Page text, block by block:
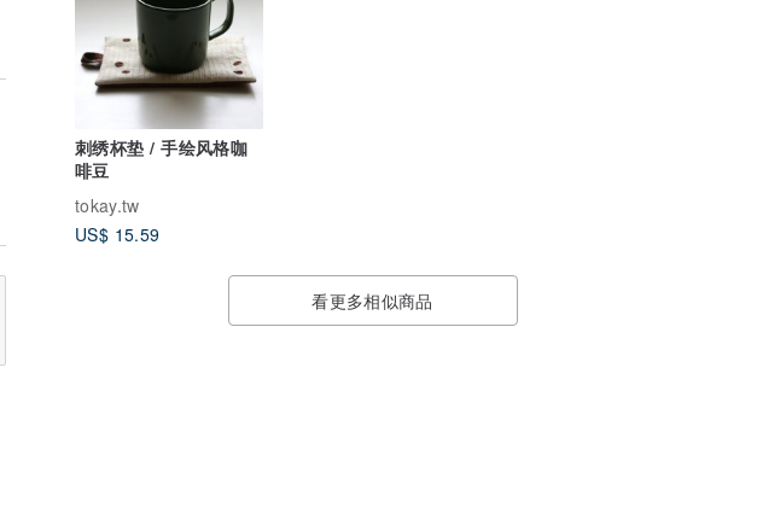
刺绣杯垫 / 手绘风格咖
啡豆
tokay.tw
US$ 15.59
看更多相似商品